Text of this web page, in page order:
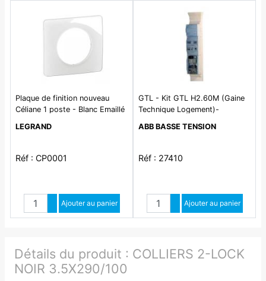
Plaque de finition nouveau
Céliane 1 poste - Blanc Emaillé
LEGRAND
Réf : CP0001
Quantité
Augmenter quantité
Diminuer quantité
Ajouter au panier
GTL - Kit GTL H2.60M (Gaine
Technique Logement)-
2pcs
ABB BASSE TENSION
Réf : 27410
Quantité
Augmenter quantité
Diminuer quantité
Ajouter au panier
Détails du produit : COLLIERS 2-LOCK
NOIR 3.5X290/100